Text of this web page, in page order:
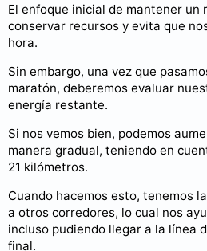
El enfoque inicial de mantener un
conservar recursos y evita que
hora.
Sin embargo, una vez que
maratón, deberemos evaluar
energía restante.
Si nos vemos bien, podemos
manera gradual, teniendo en
21 kilómetros.
Cuando hacemos esto, tenemos
a otros corredores, lo cual nos
incluso pudiendo llegar a la línea
final.